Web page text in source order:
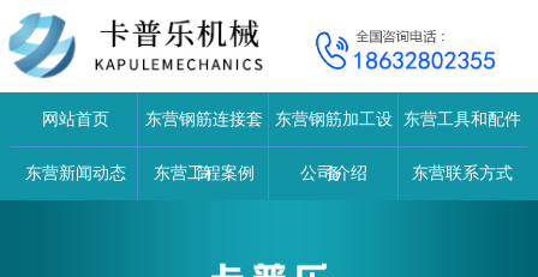
网站首页 东营钢筋连接套
筒
东营钢筋加工设
备
东营工具和配件
东营新闻动态 东营工程案例 公司介绍 东营联系方式